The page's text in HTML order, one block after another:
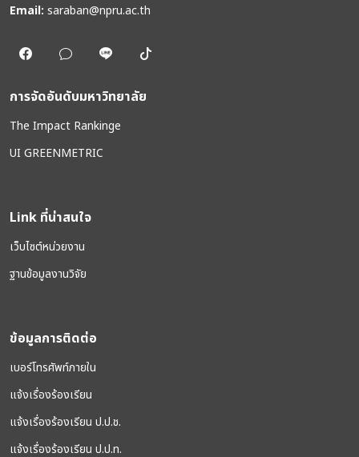
Email: saraban@npru.ac.th
การจัดอันดับมหาวิทยาลัย
The Impact Rankinge
UI GREENMETRIC
Link ที่น่าสนใจ
เว็บไซต์หน่วยงาน
ฐานข้อมูลงานวิจัย
ข้อมูลการติดต่อ
เบอร์โทรศัพท์ภายใน
แจ้งเรื่องร้องเรียน
แจ้งเรื่องร้องเรียน ป.ป.ช.
แจ้งเรื่องร้องเรียน ป.ป.ท.